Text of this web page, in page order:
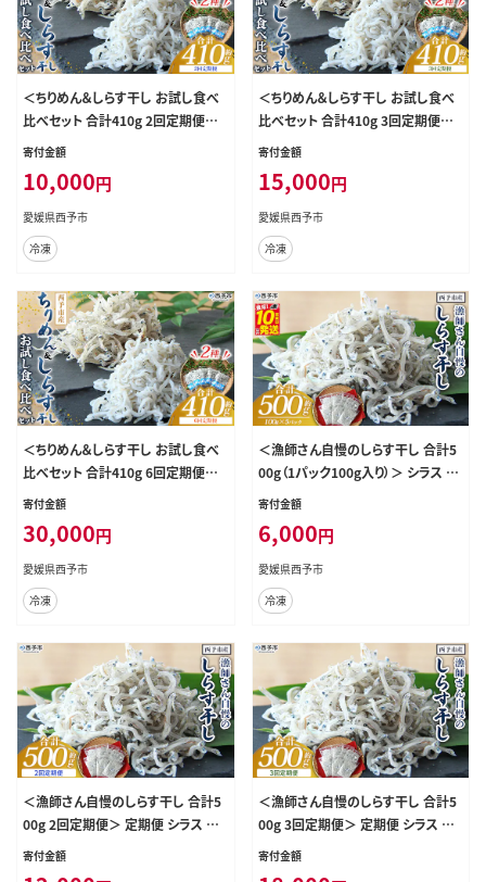
＜ちりめん＆しらす干し お試し食べ
比べセット 合計410g 2回定期便＞
定期便 西予市産 ちりめんじゃこ ふり
ラス 家庭用 小分け 濱田水産 愛媛
県 西予市【冷凍】『お申込み月の翌月
より配送を開始します』
寄付金額
10,000円
愛媛県西予市
冷凍
＜ちりめん＆しらす干し お試し食べ
比べセット 合計410g 3回定期便＞
定期便 西予市産 ちりめんじゃこ ふり
ラス 家庭用 小分け 濱田水産 愛媛
県 西予市【冷凍】『お申込み月の翌月
より配送を開始します』
寄付金額
15,000円
愛媛県西予市
冷凍
＜ちりめん＆しらす干し お試し食べ
比べセット 合計410g 6回定期便＞
定期便 西予市産 ちりめんじゃこ ふり
ラス 家庭用 小分け 濱田水産 愛媛
県 西予市【冷凍】『お申込み月の翌月
より配送を開始します』
寄付金額
30,000円
愛媛県西予市
冷凍
＜漁師さん自慢のしらす干し 合計5
00g（1パック100g入り）＞ シラス 魚
介類 さかな 海産物 海鮮 海の幸 小
晩酌 おかず おやつ 特産品 産地直送
濱田水産 愛媛県 西予市 【冷凍】
寄付金額
6,000円
愛媛県西予市
冷凍
＜漁師さん自慢のしらす干し 合計5
00g 2回定期便＞ 定期便 シラス 魚
介類 さかな 海産物 海鮮 海の幸 小
寄付金額
＜漁師さん自慢のしらす干し 合計5
00g 3回定期便＞ 定期便 シラス 魚
介類 さかな 海産物 海鮮 海の幸 小
寄付金額